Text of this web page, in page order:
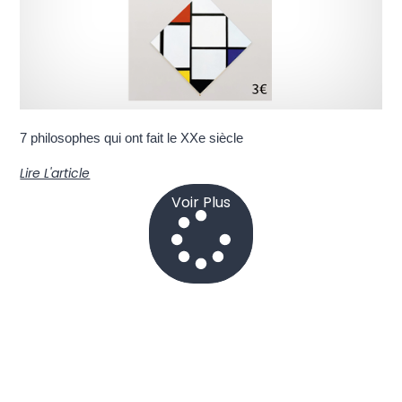
7 philosophes qui ont fait le XXe siècle
Lire L'article
Voir Plus